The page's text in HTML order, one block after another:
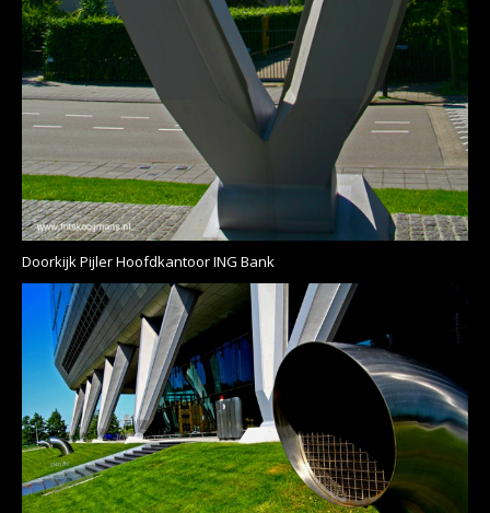
Doorkijk Pijler Hoofdkantoor ING Bank